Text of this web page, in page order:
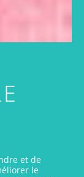
et de
le